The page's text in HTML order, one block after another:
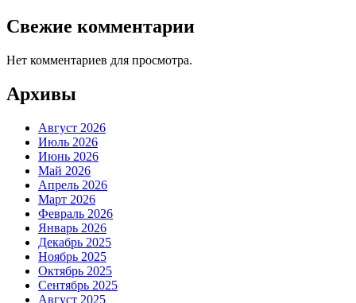
Свежие комментарии
Нет комментариев для просмотра.
Архивы
Август 2026
Июль 2026
Июнь 2026
Май 2026
Апрель 2026
Март 2026
Февраль 2026
Январь 2026
Декабрь 2025
Ноябрь 2025
Октябрь 2025
Сентябрь 2025
Август 2025